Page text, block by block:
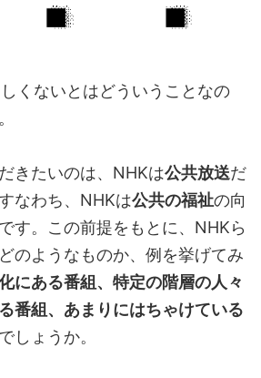
くないとはどういうことなの
きたいのは、NHKは公共放送だ
なわち、NHKは公共の福祉の向
す。この前提をもとに、NHKら
のようなものか、例を挙げてみ
にある番組、特定の階層の人々
番組、あまりにはちゃけている
しょうか。